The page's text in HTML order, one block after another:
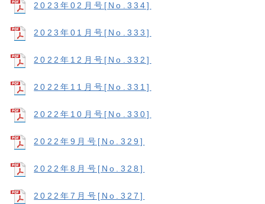
2023年02月号[No.334]
2023年01月号[No.333]
2022年12月号[No.332]
2022年11月号[No.331]
2022年10月号[No.330]
2022年9月号[No.329]
2022年8月号[No.328]
2022年7月号[No.327]